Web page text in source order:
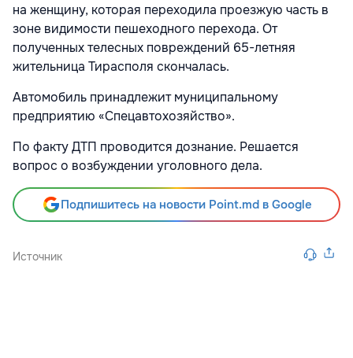
на женщину, которая переходила проезжую часть в
зоне видимости пешеходного перехода. От
полученных телесных повреждений 65-летняя
жительница Тирасполя скончалась.
Автомобиль принадлежит муниципальному
предприятию «Спецавтохозяйство».
По факту ДТП проводится дознание. Решается
вопрос о возбуждении уголовного дела.
Подпишитесь на новости Point.md в Google
Источник